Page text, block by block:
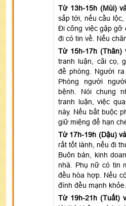
Từ 13h-15h (Mùi)
sắp tới, nếu cầu lộc,
Đi công việc gặp gỡ
đi có tin về. Nếu
Từ 15h-17h (Thân)
tranh luận, cãi cọ,
đề phòng. Người
Phòng người
bệnh. Nói chung
tranh luận, việc
này. Nếu bắt buộc
giữ miệng để hạn
Từ 17h-19h (Dậu)
rất tốt lành, nếu đi
Buôn bán, kinh
nhà. Phụ nữ có tin
đều hòa hợp. Nếu
đình đều mạnh khỏe.
Từ 19h-21h (Tuất)